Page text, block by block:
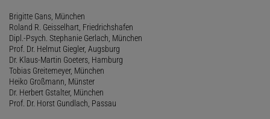
Brigitte Gans, München
Roland R. Geisselhart, Friedrichshafen
Dipl.-Psych. Stephanie Gerlach, München
Prof. Dr. Helmut Giegler, Augsburg
Dr. Klaus-Martin Goeters, Hamburg
Tobias Greitemeyer, München
Heiko Großmann, Münster
Dr. Herbert Gstalter, München
Prof. Dr. Horst Gundlach, Passau